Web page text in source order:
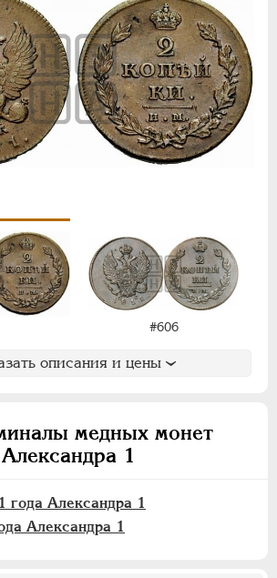
#606
описания и цены
медных монет
1
года Александра 1
Александра 1